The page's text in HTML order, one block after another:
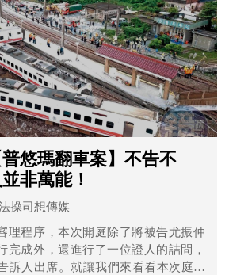
普悠瑪翻車案】不告不
非萬能！
操司想傳媒
理程序，本次開庭除了將被告尤振仲
完成外，還進行了一位證人的詰問，
訴人出席。就讓我們來看看本次庭期